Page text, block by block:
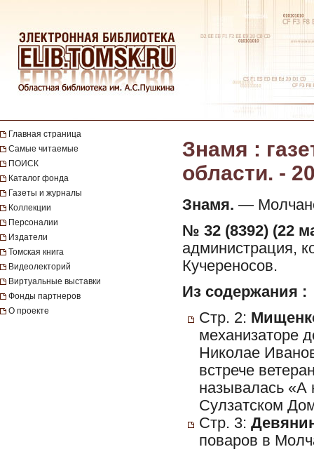
Главная страница
Самые читаемые
ПОИСК
Каталог фонда
Газеты и журналы
Коллекции
Персоналии
Издатели
Томская книга
Видеолекторий
Виртуальные выставки
Фонды партнеров
О проекте
Знамя :
области. -
Знамя. —
№ 32 (8392) (22
администрация,
Кучереносов.
Из содержания :
Стр. 2:
механизаторе
Николае
встрече
называлась «А
Сулзатском
Стр. 3:
поваров в